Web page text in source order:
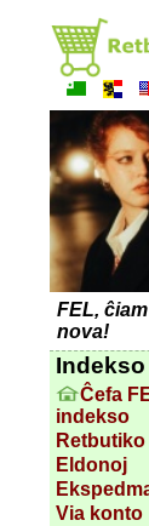
FEL,
nova!
Indekso
Ĉefa
indekso
Retbutiko
Eldonoj
Via konto